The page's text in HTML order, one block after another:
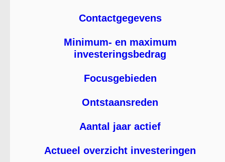
Contactgegevens
Minimum- en maximum
investeringsbedrag
Focusgebieden
Ontstaansreden
Aantal jaar actief
Actueel overzicht investeringen